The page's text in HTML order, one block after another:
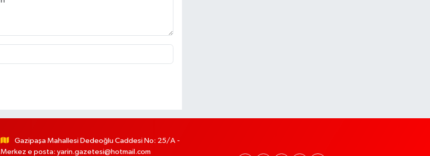
Gazipaşa Mahallesi Dedeoğlu Caddesi No: 25/A -
Merkez e posta: yarin.gazetesi@hotmail.com